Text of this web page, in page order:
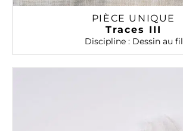
PIÈCE UNIQUE
Traces III
Discipline : Dessin au fil